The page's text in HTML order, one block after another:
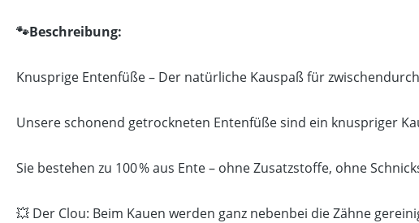
🐾Beschreibung:
Knusprige Entenfüße – Der natürliche Kauspaß für
Unsere schonend getrockneten Entenfüße sind ein knuspriger
Sie bestehen zu 100 % aus Ente – ohne Zusatzstoffe, ohne
💥 Der Clou: Beim Kauen werden ganz nebenbei die Zähne